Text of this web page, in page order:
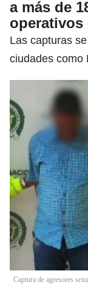
a más de
operativos
Las capturas
ciudades como
Captura de agresores